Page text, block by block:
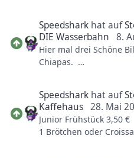
Projekt hätte ich auch
Speedshark hat auf
DIE Wasserbahn
8.
Hier mal drei Schöne
Chiapas.
Speedshark hat auf
Kaffehaus 28. Mai
Junior Frühstück 3,50 €
1 Brötchen oder